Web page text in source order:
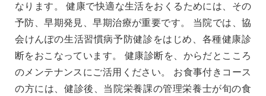
なります。 健康で快適な生活をおくるためには、その
予防、早期発見、早期治療が重要です。 当院では、協
会けんぽの生活習慣病予防健診をはじめ、各種健康診
断をおこなっています。 健康診断を、からだとこころ
のメンテナンスにご活用ください。 お食事付きコース
の方には、健診後、当院栄養課の管理栄養士が旬の食